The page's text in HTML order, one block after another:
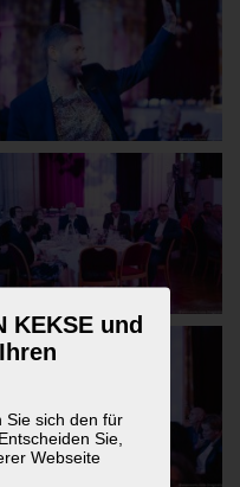
KEKSE und
Sie sich den für
Sie,
Webseite